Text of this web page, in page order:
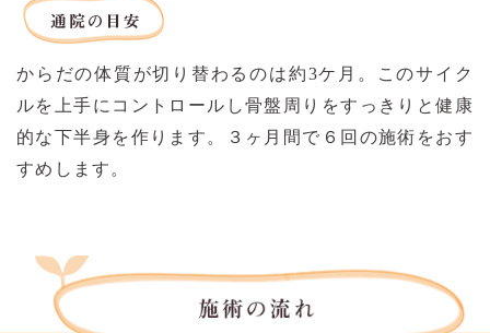
からだの体質が切り替わるのは約3ケ月。このサイク
ルを上手にコントロールし骨盤周りをすっきりと健康
的な下半身を作ります。３ヶ月間で６回の施術をおす
すめします。